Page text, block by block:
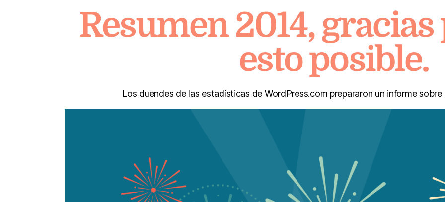
Resumen 2014,
esto posible.
Los duendes de las estadísticas de WordPress.com prepararon un informe